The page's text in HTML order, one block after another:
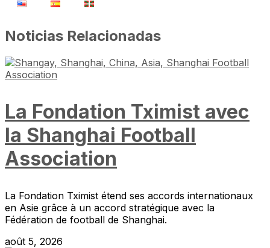
Noticias Relacionadas
La Fondation Tximist avec
la Shanghai Football
Association
La Fondation Tximist étend ses accords internationaux
en Asie grâce à un accord stratégique avec la
Fédération de football de Shanghai.
août 5, 2026